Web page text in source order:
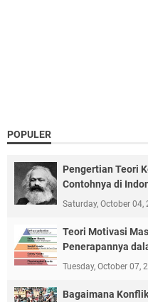
POPULER
Pengertian Teori
Contohnya di
Saturday, October 04,
Teori Motivasi
Penerapannya
Tuesday, October 07,
Bagaimana